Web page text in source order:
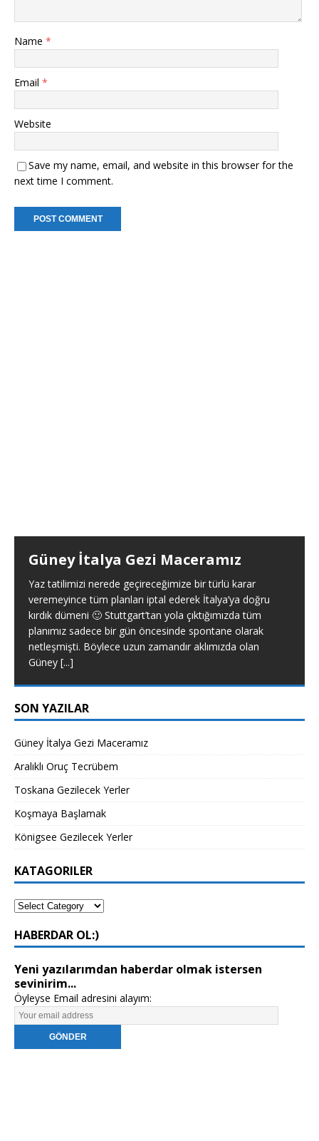
Name *
Email *
Website
Save my name, email, and website in this browser for the
next time I comment.
Güney İtalya Gezi Maceramız
Yaz tatilimizi nerede geçireceğimize bir türlü karar
veremeyince tüm planları iptal ederek İtalya’ya doğru
kırdık dümeni 🙂 Stuttgart’tan yola çıktığımızda tüm
planımız sadece bir gün öncesinde spontane olarak
netleşmişti. Böylece uzun zamandır aklımızda olan
Güney [...]
SON YAZILAR
Güney İtalya Gezi Maceramız
Aralıklı Oruç Tecrübem
Toskana Gezilecek Yerler
Koşmaya Başlamak
Königsee Gezilecek Yerler
KATAGORILER
HABERDAR OL:)
Yeni yazılarımdan haberdar olmak istersen
sevinirim...
Öyleyse Email adresini alayım: